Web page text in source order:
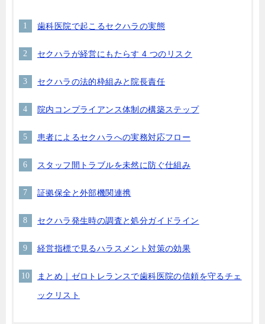
歯科医院で起こるセクハラの実態
セクハラが経営にもたらす 4 つのリスク
セクハラの法的枠組みと院長責任
院内コンプライアンス体制の構築ステップ
患者によるセクハラへの実務対応フロー
スタッフ間トラブルを未然に防ぐ仕組み
証拠保全と外部機関連携
セクハラ発生時の調査と処分ガイドライン
経営指標で見るハラスメント対策の効果
まとめ｜ゼロトレランスで歯科医院の信頼を守るチェ
ックリスト